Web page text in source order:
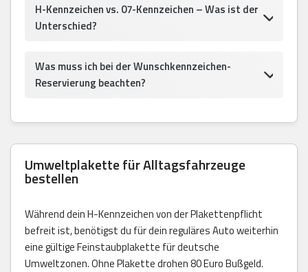
H-Kennzeichen vs. 07-Kennzeichen – Was ist der
Unterschied?
Was muss ich bei der Wunschkennzeichen-
Reservierung beachten?
Umweltplakette für Alltagsfahrzeuge
bestellen
Während dein H-Kennzeichen von der Plakettenpflicht
befreit ist, benötigst du für dein reguläres Auto weiterhin
eine gültige Feinstaubplakette für deutsche
Umweltzonen. Ohne Plakette drohen 80 Euro Bußgeld.